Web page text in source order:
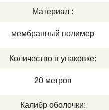
Материал :
мембранный полимер
Количество в упаковке:
20 метров
Калибр оболочки: